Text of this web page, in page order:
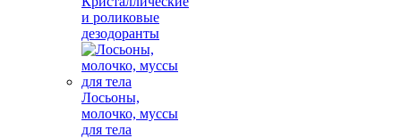
и роликовые
дезодоранты
Лосьоны,
молочко, муссы
для тела